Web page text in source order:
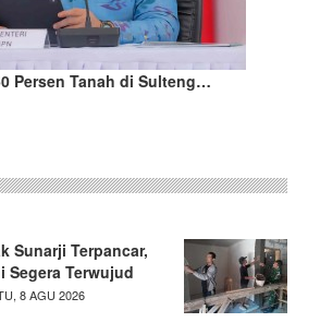
Persen Tanah di Sulteng…
Sunarji Terpancar,
Segera Terwujud
8 AGU 2026